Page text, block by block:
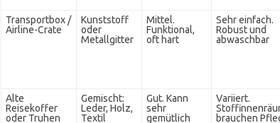
Transportbox /
Airline-Crate
Kunststoff
oder
Metallgitter
Mittel.
Funktional,
oft hart
Sehr einfach.
Robust und
abwaschbar
Alte
Reisekoffer
oder Truhen
Gemischt:
Leder, Holz,
Textil
Gut. Kann
sehr
gemütlich
Variiert.
brauchen